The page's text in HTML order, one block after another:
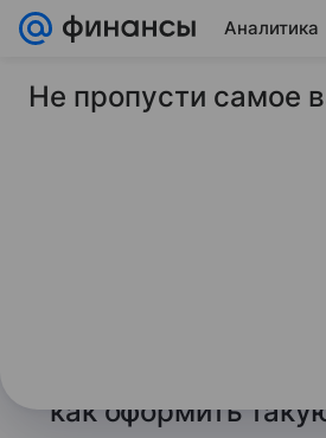
Аналитика
27 января 2026 Финансы Mail
Как
Россияне часто
что на такой тип
как оформить
Не пропусти самое